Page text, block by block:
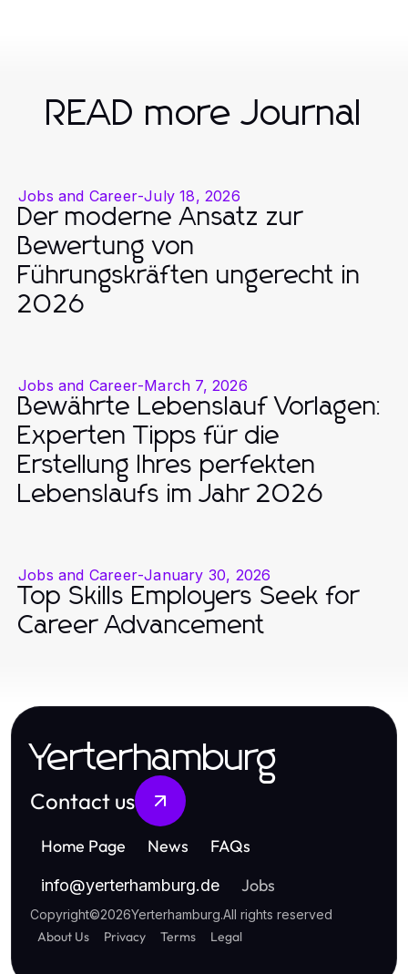
READ more Journal
Jobs and Career-July 18, 2026
Der moderne Ansatz zur
Bewertung von
Führungskräften ungerecht in
2026
Jobs and Career-March 7, 2026
Bewährte Lebenslauf Vorlagen:
Experten Tipps für die
Erstellung Ihres perfekten
Lebenslaufs im Jahr 2026
Jobs and Career-January 30, 2026
Top Skills Employers Seek for
Career Advancement
Yerterhamburg
Contact us
Home Page News FAQs
info@yerterhamburg.de Jobs
Copyright©2026Yerterhamburg.All rights reserved
About Us Privacy Terms Legal